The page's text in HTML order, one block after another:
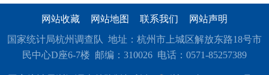
网站收藏 网站地图 联系我们 网站声明
国家统计局杭州调查队 地址：杭州市上城区解放东路18号市
民中心D座6-7楼 邮编：310026 电话：0571-85257389